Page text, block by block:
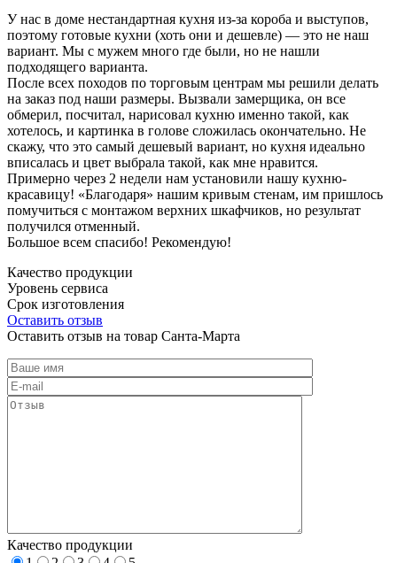
У нас в доме нестандартная кухня из-за короба и выступов,
поэтому готовые кухни (хоть они и дешевле) — это не наш
вариант. Мы с мужем много где были, но не нашли
подходящего варианта.
После всех походов по торговым центрам мы решили делать
на заказ под наши размеры. Вызвали замерщика, он все
обмерил, посчитал, нарисовал кухню именно такой, как
хотелось, и картинка в голове сложилась окончательно. Не
скажу, что это самый дешевый вариант, но кухня идеально
вписалась и цвет выбрала такой, как мне нравится.
Примерно через 2 недели нам установили нашу кухню-
красавицу! «Благодаря» нашим кривым стенам, им пришлось
помучиться с монтажом верхних шкафчиков, но результат
получился отменный.
Большое всем спасибо! Рекомендую!
Качество продукции
Уровень сервиса
Срок изготовления
Оставить отзыв
Оставить отзыв на товар Санта-Марта
Качество продукции